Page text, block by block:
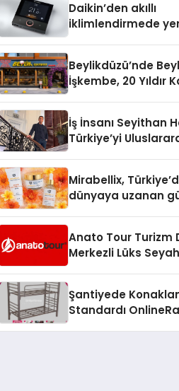
Daikin’den akıllı
iklimlendirmede
Beylikdüzü’nde
İşkembe, 20 Yıldır
İş İnsanı Seyithan
Türkiye’yi
Mirabellix,
dünyaya uzanan
Anato Tour Turizm
Merkezli Lüks
Şantiyede
Standardı